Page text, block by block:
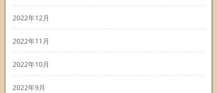
2022年12月
2022年11月
2022年10月
2022年9月